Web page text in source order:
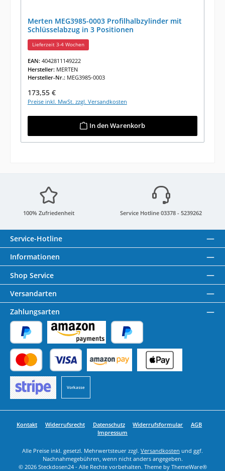
Merten MEG3985-0003 Profilhalbzylinder mit
Schlüsselabzug in 3 Positionen
Lieferzeit 3-4 Wochen
EAN: 4042811149222
Hersteller: MERTEN
Hersteller-Nr.: MEG3985-0003
Regulärer Preis:
173,55 €
Preise inkl. MwSt. zzgl. Versandkosten
In den Warenkorb
100% Zufriedenheit Service Hotline 03378 - 5239262
Service-Hotline
Informationen
Shop Service
Versandarten
Zahlungsarten
PayPal Amazon Pay Später Bezahlen
Kredit- oder Debitkarte
Vorkasse
Benutzerdefiniertes Bild 1
Kontakt Widerrufsrecht Datenschutz Widerrufsformular
AGB
Impressum
Alle Preise inkl. gesetzl. Mehrwertsteuer zzgl. Versandkosten und ggf.
Nachnahmegebühren, wenn nicht anders angegeben.
© 2026 Steckdosen24 - Alle Rechte vorbehalten. Theme by ThemeWare®